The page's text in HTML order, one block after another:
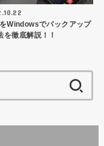
Windowsでバックアップ
を徹底解説！！